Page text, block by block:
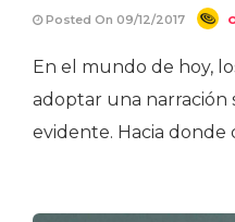
Posted On 09/12/2017
En el mundo de hoy,
adoptar una narración
evidente. Hacia donde